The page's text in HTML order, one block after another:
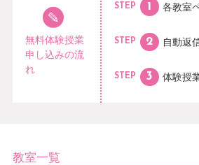
無料体験授業
申し込みの流
れ
STEP 各教室
STEP 自動返
STEP 体験授
教室一覧